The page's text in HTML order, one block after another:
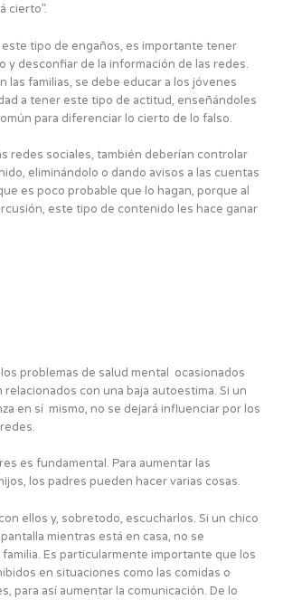
cierto”.
este tipo de engaños, es importante tener
y desconfiar de la información de las redes.
las familias, se debe educar a los jóvenes
a tener este tipo de actitud, enseñándoles
para diferenciar lo cierto de lo falso.
redes sociales, también deberían controlar
eliminándolo o dando avisos a las cuentas
es poco probable que lo hagan, porque al
este tipo de contenido les hace ganar
los problemas de salud mental ocasionados
con una baja autoestima. Si un
en sí mismo, no se dejará influenciar por los
es fundamental. Para aumentar las
los padres pueden hacer varias cosas.
ellos y, sobretodo, escucharlos. Si un chico
mientras está en casa, no se
Es particularmente importante que los
en situaciones como las comidas o
para así aumentar la comunicación. De lo